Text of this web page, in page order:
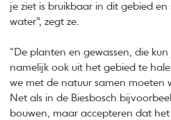
je ziet is bruikbaar in dit gebied
water”, zegt ze.
“De planten en gewassen, die
namelijk ook uit het gebied te
we met de natuur samen moeten
Net als in de Biesbosch
bouwen, maar accepteren dat